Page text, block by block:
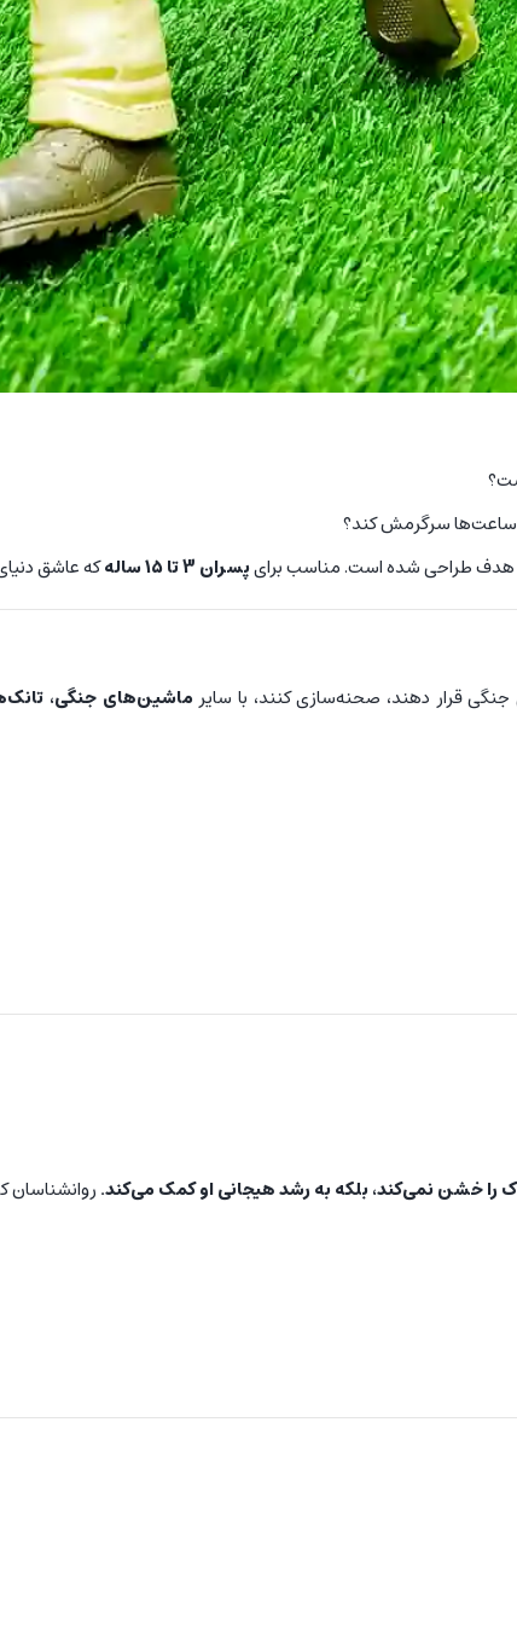
و ساعت‌ها سرگرمش کند؟
هدف طراحی شده است. مناسب برایپسران 3 تا 15 ساله که عاشق
جنگی قرار دهند، صحنه‌سازی کنند، با سایر ماشین‌های جنگی،
را خشن نمی‌کند، بلکه به رشد هیجانی او کمک می‌کند. روانشناسان